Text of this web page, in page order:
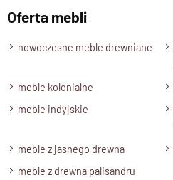
Oferta mebli
nowoczesne meble drewniane
meble kolonialne
meble indyjskie
meble z jasnego drewna
meble z drewna palisandru